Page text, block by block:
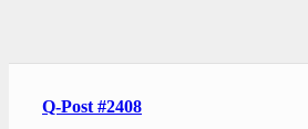
Q-Post #2408